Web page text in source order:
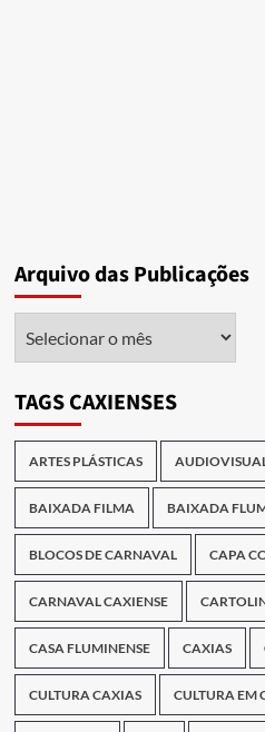
Arquivo das Publicações
TAGS CAXIENSES
ARTES PLÁSTICAS
BAIXADA FILMA BAIXADA
BLOCOS DE CARNAVAL CAPA
CARNAVAL CAXIENSE
CASA FLUMINENSE CAXIAS
CULTURA CAXIAS CULTURA EM